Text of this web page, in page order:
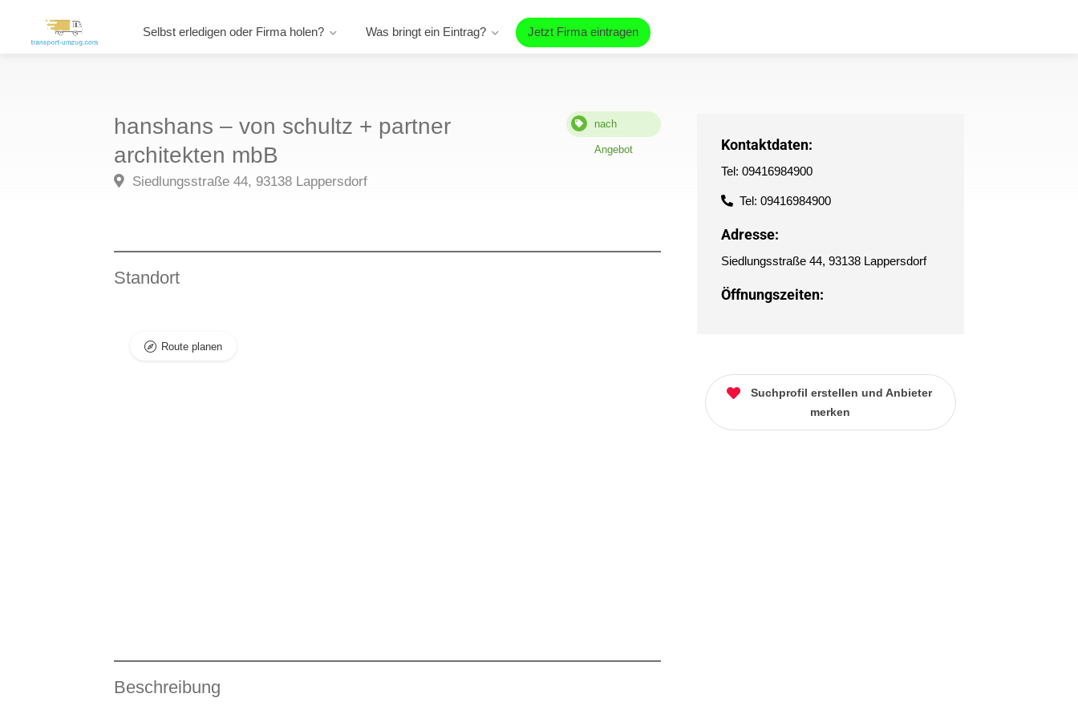
Selbst erledigen oder Firma holen? Was bringt ein Eintrag? Jetzt Firma eintragen
hanshans – von schultz + partner
architekten mbB
nach
Angebot
Siedlungsstraße 44, 93138 Lappersdorf
Standort
Route planen
Beschreibung
Kontaktdaten:
Tel: 09416984900
Tel: 09416984900
Adresse:
Siedlungsstraße 44, 93138 Lappersdorf
Öffnungszeiten:
Suchprofil erstellen und Anbieter
merken